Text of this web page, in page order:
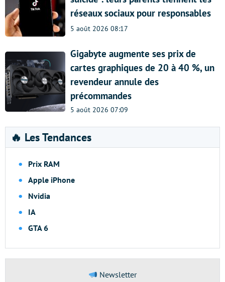
réseaux sociaux pour responsables
5 août 2026 08:17
Gigabyte augmente ses prix de
cartes graphiques de 20 à 40 %, un
revendeur annule des
précommandes
5 août 2026 07:09
🔥 Les Tendances
Prix RAM
Apple iPhone
Nvidia
IA
GTA 6
Newsletter